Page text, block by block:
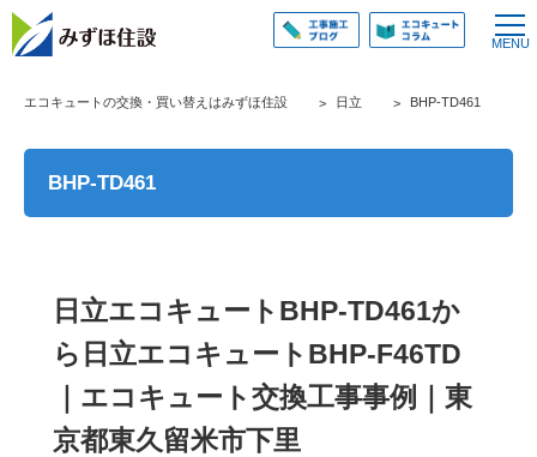
エコキュートの交換・買い替えはみずほ住設 日立 BHP-TD461
BHP-TD461
日立エコキュートBHP-TD461か
ら日立エコキュートBHP-F46TD
｜エコキュート交換工事事例｜東
京都東久留米市下里